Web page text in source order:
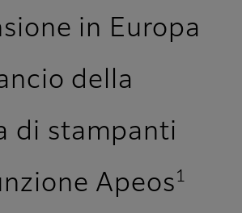
in Europa
della
di stampanti
Apeos 1